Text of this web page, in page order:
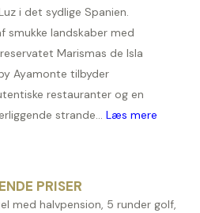
i det sydlige Spanien.
landskaber med
Marismas de Isla
Ayamonte tilbyder
restauranter og en
strande... Læs mere
PRISER
med halvpension, 5 runder golf,